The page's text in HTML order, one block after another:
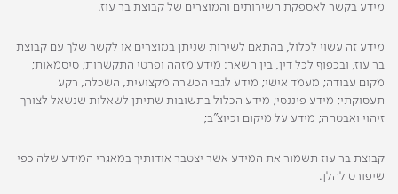
מידע בקשר לאספקת השירותים והמוצרים של קבוצת בר עוז.
מידע זה עשוי לכלול, בהתאם לשירות שניתן במוצרים או לקשר שלך עם קבוצת
בר עוז, ובכפוף לכל דין, בין השאר: מידע מזהה ופרטי התקשרות; סיסמאות;
מקום עבודה; מעמד אישי; מידע לגבי הכשרה מקצועית, השכלה, רקע
תעסוקתי; מידע פיננסי; מידע הכלול בתשובות שתיתן לשאלות שנשאל לצורך
זיהוי ואבטחה; מידע על מיקום וכיוצ"ב;
קבוצת בר עוז תשמור את המידע אשר יצטבר אודותיך במאגרי המידע שלה כפי
שיפורט להלן.